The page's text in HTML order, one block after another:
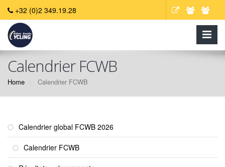
+32 (0)2 349.19.28
Calendrier FCWB
Home Calendrier FCWB
Calendrier global FCWB 2026
Calendrier FCWB